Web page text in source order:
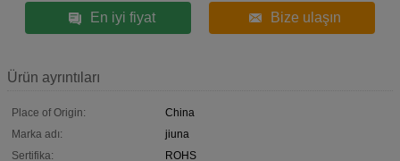
En iyi fiyat Bize ulaşın
Ürün ayrıntıları
Place of Origin:
China
Marka adı:
jiuna
Sertifika:
ROHS